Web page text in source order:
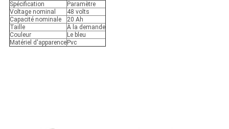
Spécification
Paramètre
Voltage nominal
48 volts
Capacité nominale
20 Ah
Taille
À la demande
Couleur
Le bleu
Matériel d'apparence Pvc